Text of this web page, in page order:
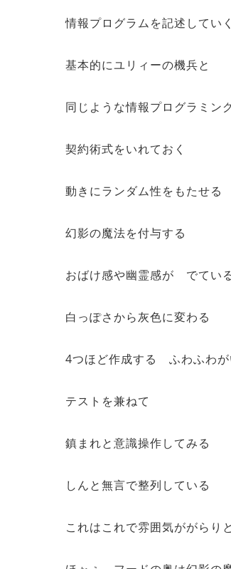
情報プログラムを記述していく
基本的にユリィーの機兵と
同じような情報プログラミン
契約術式をいれておく
動きにランダム性をもたせる
幻影の魔法を付与する
おばけ感や幽霊感が でてい
白っぽさから灰色に変わる
4つほど作成する ふわふわが
テストを兼ねて
鎮まれと意識操作してみる
しんと無言で整列している
これはこれで雰囲気ががらり